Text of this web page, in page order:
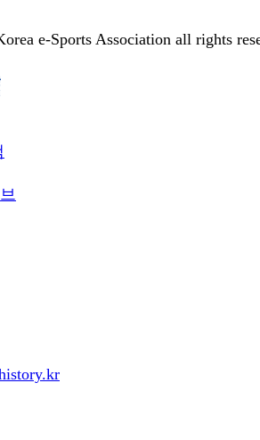
e-Sports Association all rights